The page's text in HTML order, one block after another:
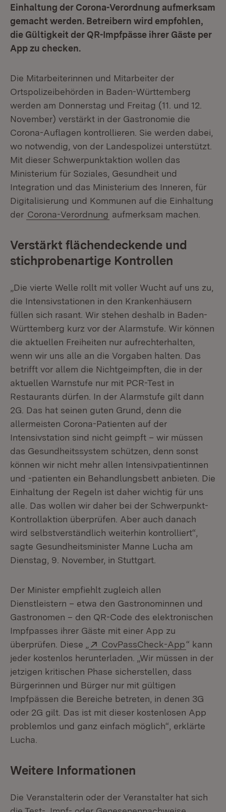
Einhaltung der Corona-Verordnung aufmerksam
gemacht werden. Betreibern wird empfohlen,
die Gültigkeit der QR-Impfpässe ihrer Gäste per
App zu checken.
Die Mitarbeiterinnen und Mitarbeiter der
Ortspolizeibehörden in Baden-Württemberg
werden am Donnerstag und Freitag (11. und 12.
November) verstärkt in der Gastronomie die
Corona-Auflagen kontrollieren. Sie werden dabei,
wo notwendig, von der Landespolizei unterstützt.
Mit dieser Schwerpunktaktion wollen das
Ministerium für Soziales, Gesundheit und
Integration und das Ministerium des Inneren, für
Digitalisierung und Kommunen auf die Einhaltung
der Corona-Verordnung aufmerksam machen.
Verstärkt flächendeckende und
stichprobenartige Kontrollen
„Die vierte Welle rollt mit voller Wucht auf uns zu,
die Intensivstationen in den Krankenhäusern
füllen sich rasant. Wir stehen deshalb in Baden-
Württemberg kurz vor der Alarmstufe. Wir können
die aktuellen Freiheiten nur aufrechterhalten,
wenn wir uns alle an die Vorgaben halten. Das
betrifft vor allem die Nichtgeimpften, die in der
aktuellen Warnstufe nur mit PCR-Test in
Restaurants dürfen. In der Alarmstufe gilt dann
2G. Das hat seinen guten Grund, denn die
allermeisten Corona-Patienten auf der
Intensivstation sind nicht geimpft – wir müssen
das Gesundheitssystem schützen, denn sonst
können wir nicht mehr allen Intensivpatientinnen
und -patienten ein Behandlungsbett anbieten. Die
Einhaltung der Regeln ist daher wichtig für uns
alle. Das wollen wir daher bei der Schwerpunkt-
Kontrollaktion überprüfen. Aber auch danach
wird selbstverständlich weiterhin kontrolliert“,
sagte Gesundheitsminister Manne Lucha am
Dienstag, 9. November, in Stuttgart.
Der Minister empfiehlt zugleich allen
Dienstleistern – etwa den Gastronominnen und
Gastronomen – den QR-Code des elektronischen
Impfpasses ihrer Gäste mit einer App zu
überprüfen. Diese „
Extern:
CovPassCheck-App(Öffnet
“ kann
jeder kostenlos herunterladen. „Wir müssen in der
jetzigen kritischen Phase sicherstellen, dass
Bürgerinnen und Bürger nur mit gültigen
Impfpässen die Bereiche betreten, in denen 3G
oder 2G gilt. Das ist mit dieser kostenlosen App
problemlos und ganz einfach möglich“, erklärte
Lucha.
Weitere Informationen
Die Veranstalterin oder der Veranstalter hat sich